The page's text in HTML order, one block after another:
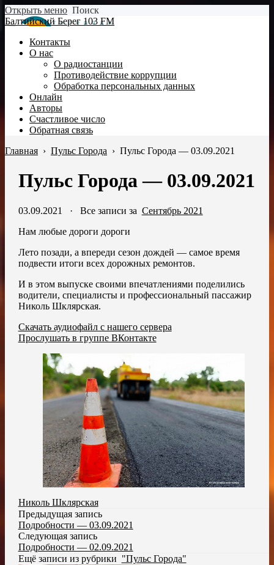
Открыть меню Поиск
Балтийский Берег 103 FM
Контакты
О нас
О радиостанции
Противодействие коррупции
Обработка персональных данных
Онлайн
Авторы
Счастливое число
Обратная связь
Главная › Пульс Города › Пульс Города — 03.09.2021
Пульс Города — 03.09.2021
03.09.2021 · Все записи за Сентябрь 2021
Нам любые дороги дороги
Лето позади, а впереди сезон дождей — самое время
подвести итоги всех дорожных ремонтов.
И в этом выпуске своими впечатлениями поделились
водители, специалисты и профессиональный пассажир
Николь Шклярская.
Скачать аудиофайл с нашего сервера
Прослушать в группе ВКонтакте
Николь Шклярская
Предыдущая запись
Подробности — 03.09.2021
Следующая запись
Подробности — 02.09.2021
Ещё записи из рубрики "Пульс Города"